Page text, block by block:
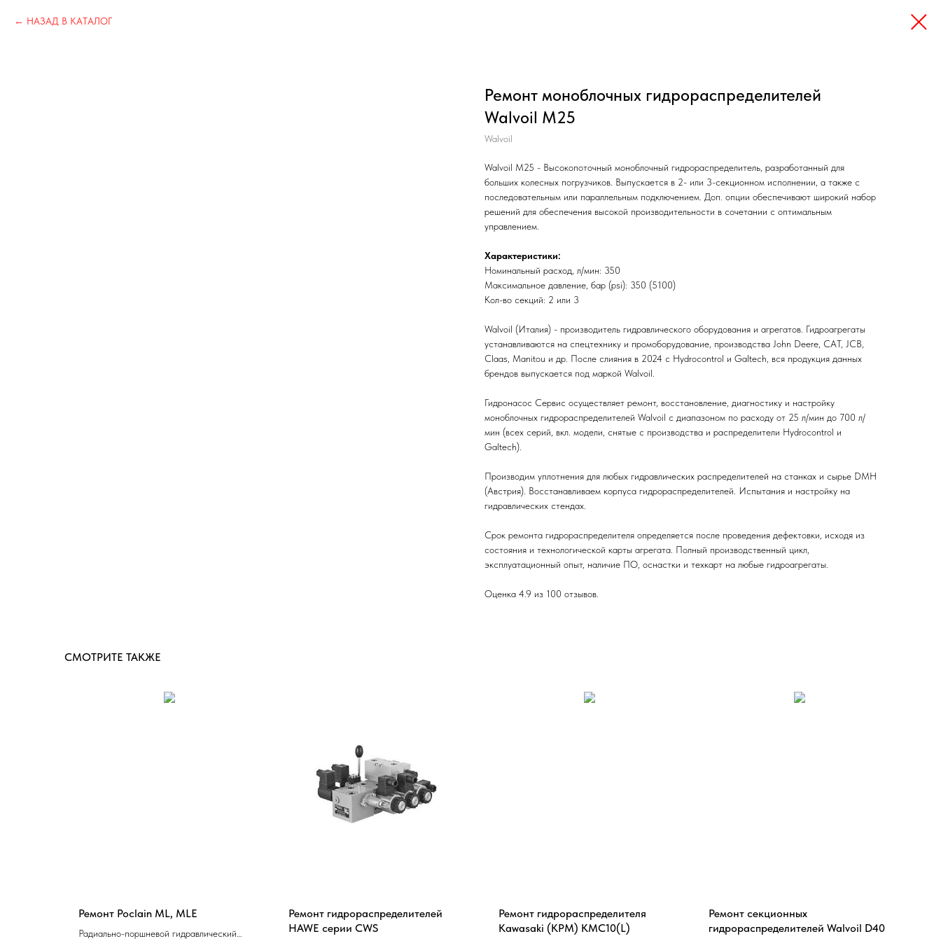
НАЗАД В КАТАЛОГ
Ремонт моноблочных гидрораспределителей
Walvoil M25
Walvoil
Walvoil M25 - Высокопоточный моноблочный гидрораспределитель, разработанный для
больших колесных погрузчиков. Выпускается в 2- или 3-секционном исполнении, а также с
последовательным или параллельным подключением. Доп. опции обеспечивают широкий набор
решений для обеспечения высокой производительности в сочетании с оптимальным
управлением.
Характеристики:
Номинальный расход, л/мин: 350
Максимальное давление, бар (psi): 350 (5100)
Кол-во секций: 2 или 3
Walvoil (Италия) - производитель гидравлического оборудования и агрегатов. Гидроагрегаты
устанавливаются на спецтехнику и промоборудование, производства John Deere, CAT, JCB,
Claas, Manitou и др. После слияния в 2024 с Hydrocontrol и Galtech, вся продукция данных
брендов выпускается под маркой Walvoil.
Гидронасос Сервис осуществляет ремонт, восстановление, диагностику и настройку
моноблочных гидрораспределителей Walvoil с диапазоном по расходу от 25 л/мин до 700 л/
мин (всех серий, вкл. модели, снятые с производства и распределители Hydrocontrol и
Galtech).
Производим уплотнения для любых гидравлических распределителей на станках и сырье DMH
(Австрия). Восстанавливаем корпуса гидрораспределителей. Испытания и настройку на
гидравлических стендах.
Срок ремонта гидрораспределителя определяется после проведения дефектовки, исходя из
состояния и технологической карты агрегата. Полный производственный цикл,
эксплуатационный опыт, наличие ПО, оснастки и техкарт на любые гидроагрегаты.
Оценка 4.9 из 100 отзывов.
СМОТРИТЕ ТАКЖЕ
Ремонт Poclain ML, MLE
Радиально-поршневой гидравлический
Ремонт гидрораспределителей
HAWE серии CWS
Ремонт гидрораспределителя
Kawasaki (KPM) KMC10(L)
Ремонт секционных
гидрораспределителей Walvoil D40